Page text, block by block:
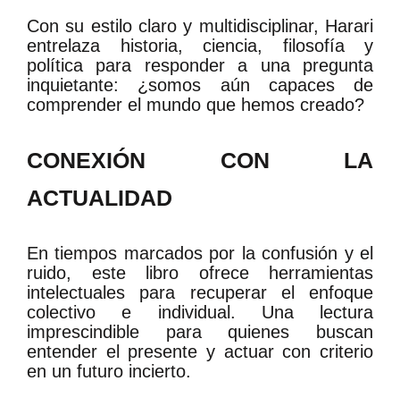
Con su estilo claro y multidisciplinar, Harari
entrelaza historia, ciencia, filosofía y
política para responder a una pregunta
inquietante: ¿somos aún capaces de
comprender el mundo que hemos creado?
CONEXIÓN CON LA
ACTUALIDAD
En tiempos marcados por la confusión y el
ruido, este libro ofrece herramientas
intelectuales para recuperar el enfoque
colectivo e individual. Una lectura
imprescindible para quienes buscan
entender el presente y actuar con criterio
en un futuro incierto.